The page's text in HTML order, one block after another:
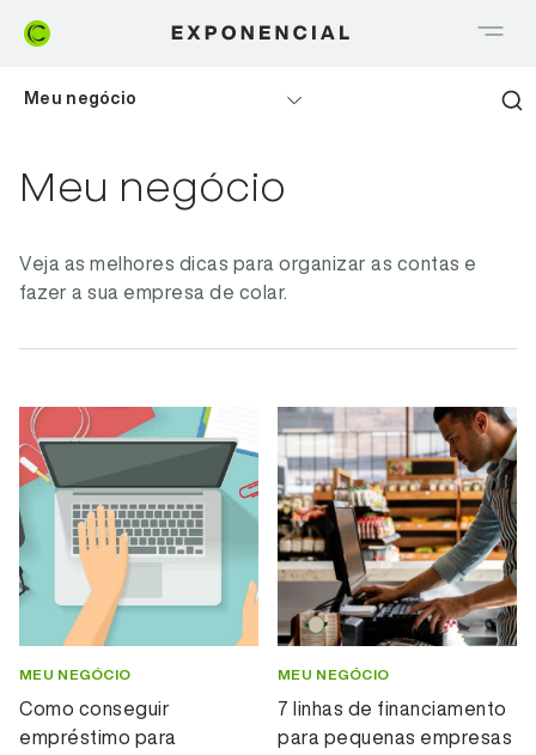
Saia do Vermelho
Tudo sobre Crédito
Meu negócio
Home Meu negócio
Meu negócio
Veja as melhores dicas para organizar as contas e
fazer a sua empresa de colar.
MEU NEGÓCIO
Como conseguir
empréstimo para
MEU NEGÓCIO
7 linhas de financiamento
para pequenas empresas